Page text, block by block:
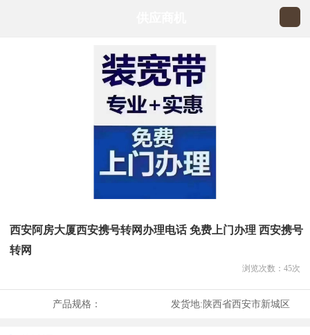
西安阿房大厦西安携号转网办理电话 免费上门办理 西安携号
转网
浏览次数： 45次
产品规格： 发货地:陕西省西安市新城区